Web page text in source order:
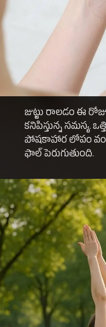
జుట్టు రాలడం ఈ
కనిపిస్తున్న సమస్య.
పోషకాహార లోపం
ఫాల్ పెరుగుతుంది.